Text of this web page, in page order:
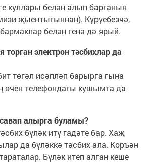
куллары белән алып барганын
җыентыгыннан). Күрүебезчә,
белән генә дә ярый.
торган электрон тәсбихлар да
төгәл исәпләп барырга гына
өчен телефондагы кушымта да
алырга буламы?
бүләк итү гадәте бар. Хаҗ
да бүләккә тәсбих ала. Коръән
Бүләк итеп алган кеше